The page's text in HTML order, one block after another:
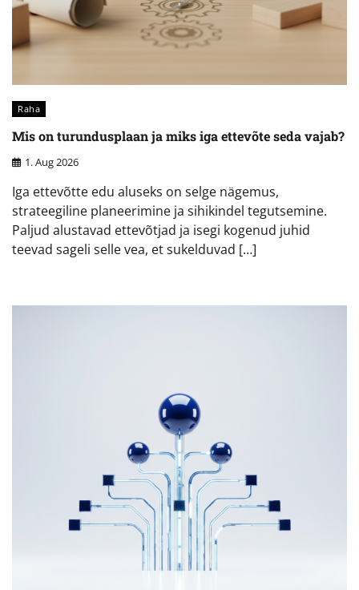
Raha
Mis on turundusplaan ja miks iga ettevõte seda vajab?
1. Aug 2026
Iga ettevõtte edu aluseks on selge nägemus,
strateegiline planeerimine ja sihikindel tegutsemine.
Paljud alustavad ettevõtjad ja isegi kogenud juhid
teevad sageli selle vea, et sukelduvad […]